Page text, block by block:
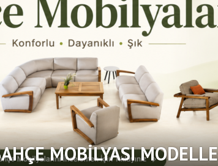
MOBILYASI